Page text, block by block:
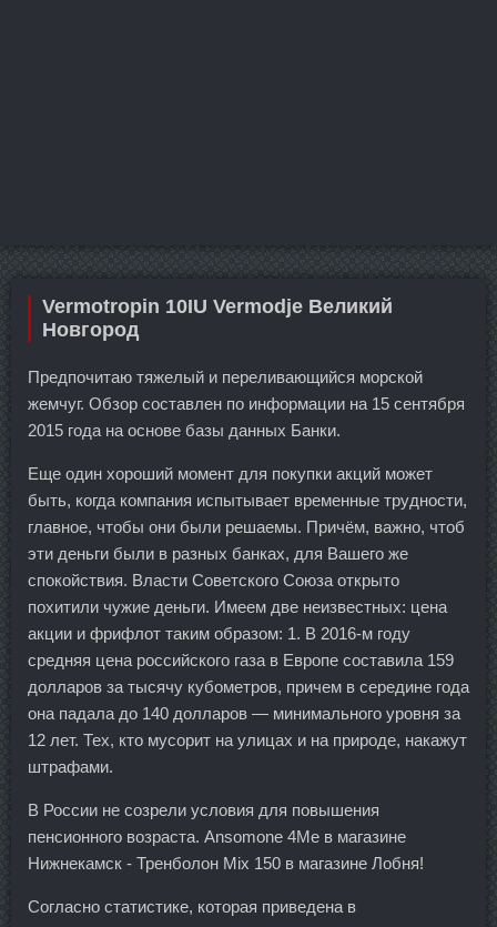
Vermotropin 10IU Vermodje Великий
Новгород
Предпочитаю тяжелый и переливающийся морской
жемчуг. Обзор составлен по информации на 15 сентября
2015 года на основе базы данных Банки.
Еще один хороший момент для покупки акций может
быть, когда компания испытывает временные трудности,
главное, чтобы они были решаемы. Причём, важно, чтоб
эти деньги были в разных банках, для Вашего же
спокойствия. Власти Советского Союза открыто
похитили чужие деньги. Имеем две неизвестных: цена
акции и фрифлот таким образом: 1. В 2016-м году
средняя цена российского газа в Европе составила 159
долларов за тысячу кубометров, причем в середине года
она падала до 140 долларов — минимального уровня за
12 лет. Тех, кто мусорит на улицах и на природе, накажут
штрафами.
В России не созрели условия для повышения
пенсионного возраста. Ansomone 4Me в магазине
Нижнекамск - Тренболон Mix 150 в магазине Лобня!
Согласно статистике, которая приведена в